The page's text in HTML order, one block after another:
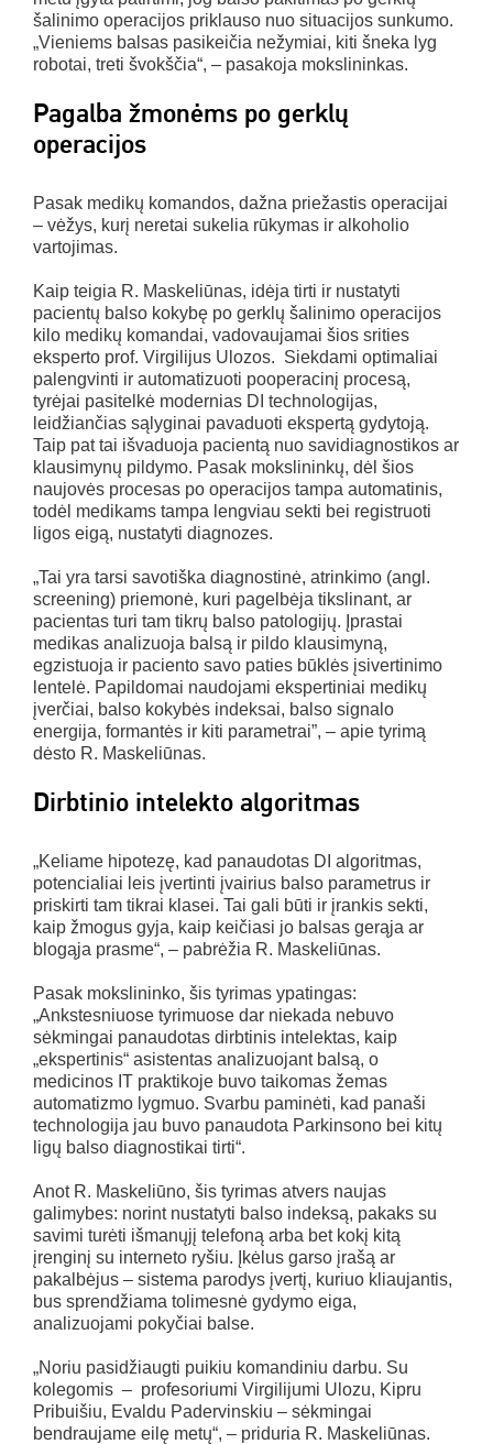
šalinimo operacijos priklauso nuo situacijos sunkumo.
„Vieniems balsas pasikeičia nežymiai, kiti šneka lyg
robotai, treti švokščia“, – pasakoja mokslininkas.
Pagalba žmonėms po gerklų
operacijos
Pasak medikų komandos, dažna priežastis operacijai
– vėžys, kurį neretai sukelia rūkymas ir alkoholio
vartojimas.
Kaip teigia R. Maskeliūnas, idėja tirti ir nustatyti
pacientų balso kokybę po gerklų šalinimo operacijos
kilo medikų komandai, vadovaujamai šios srities
eksperto prof. Virgilijus Ulozos. Siekdami optimaliai
palengvinti ir automatizuoti pooperacinį procesą,
tyrėjai pasitelkė modernias DI technologijas,
leidžiančias sąlyginai pavaduoti ekspertą gydytoją.
Taip pat tai išvaduoja pacientą nuo savidiagnostikos ar
klausimynų pildymo. Pasak mokslininkų, dėl šios
naujovės procesas po operacijos tampa automatinis,
todėl medikams tampa lengviau sekti bei registruoti
ligos eigą, nustatyti diagnozes.
„Tai yra tarsi savotiška diagnostinė, atrinkimo (angl.
screening) priemonė, kuri pagelbėja tikslinant, ar
pacientas turi tam tikrų balso patologijų. Įprastai
medikas analizuoja balsą ir pildo klausimyną,
egzistuoja ir paciento savo paties būklės įsivertinimo
lentelė. Papildomai naudojami ekspertiniai medikų
įverčiai, balso kokybės indeksai, balso signalo
energija, formantės ir kiti parametrai”, – apie tyrimą
dėsto R. Maskeliūnas.
Dirbtinio intelekto algoritmas
„Keliame hipotezę, kad panaudotas DI algoritmas,
potencialiai leis įvertinti įvairius balso parametrus ir
priskirti tam tikrai klasei. Tai gali būti ir įrankis sekti,
kaip žmogus gyja, kaip keičiasi jo balsas gerąja ar
blogąja prasme“, – pabrėžia R. Maskeliūnas.
Pasak mokslininko, šis tyrimas ypatingas:
„Ankstesniuose tyrimuose dar niekada nebuvo
sėkmingai panaudotas dirbtinis intelektas, kaip
„ekspertinis“ asistentas analizuojant balsą, o
medicinos IT praktikoje buvo taikomas žemas
automatizmo lygmuo. Svarbu paminėti, kad panaši
technologija jau buvo panaudota Parkinsono bei kitų
ligų balso diagnostikai tirti“.
Anot R. Maskeliūno, šis tyrimas atvers naujas
galimybes: norint nustatyti balso indeksą, pakaks su
savimi turėti išmanųjį telefoną arba bet kokį kitą
įrenginį su interneto ryšiu. Įkėlus garso įrašą ar
pakalbėjus – sistema parodys įvertį, kuriuo kliaujantis,
bus sprendžiama tolimesnė gydymo eiga,
analizuojami pokyčiai balse.
„Noriu pasidžiaugti puikiu komandiniu darbu. Su
kolegomis – profesoriumi Virgilijumi Ulozu, Kipru
Pribuišiu, Evaldu Padervinskiu – sėkmingai
bendraujame eilę metų“, – priduria R. Maskeliūnas.